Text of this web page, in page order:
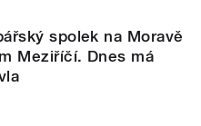
spolek na Moravě
Meziříčí. Dnes má